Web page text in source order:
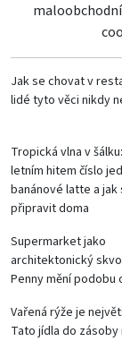
Jak se chovat v
lidé tyto věci nikdy
Tropická vlna v
letním hitem číslo
banánové latte a jak
připravit doma
Supermarket jako
architektonický
Penny mění podobu
Vařená rýže je
Tato jídla do